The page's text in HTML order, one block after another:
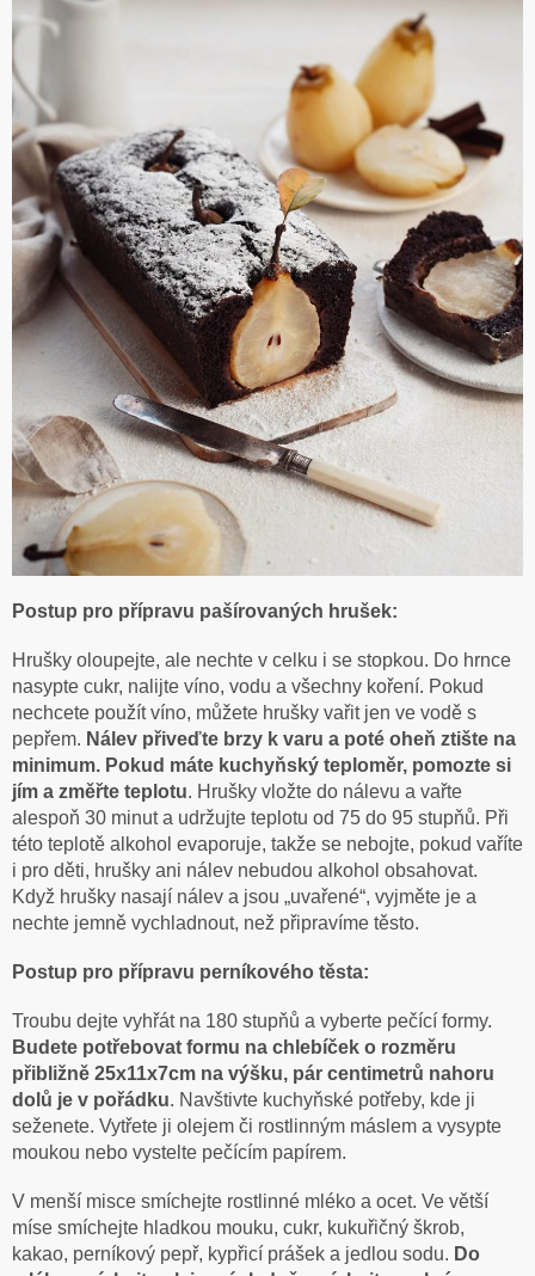
Postup pro přípravu pašírovaných hrušek:
Hrušky oloupejte, ale nechte v celku i se stopkou. Do hrnce
nasypte cukr, nalijte víno, vodu a všechny koření. Pokud
nechcete použít víno, můžete hrušky vařit jen ve vodě s
pepřem. Nálev přiveďte brzy k varu a poté oheň ztište na
minimum. Pokud máte kuchyňský teploměr, pomozte si
jím a změřte teplotu. Hrušky vložte do nálevu a vařte
alespoň 30 minut a udržujte teplotu od 75 do 95 stupňů. Při
této teplotě alkohol evaporuje, takže se nebojte, pokud vaříte
i pro děti, hrušky ani nálev nebudou alkohol obsahovat.
Když hrušky nasají nálev a jsou „uvařené“, vyjměte je a
nechte jemně vychladnout, než připravíme těsto.
Postup pro přípravu perníkového těsta:
Troubu dejte vyhřát na 180 stupňů a vyberte pečící formy.
Budete potřebovat formu na chlebíček o rozměru
přibližně 25x11x7cm na výšku, pár centimetrů nahoru
dolů je v pořádku. Navštivte kuchyňské potřeby, kde ji
seženete. Vytřete ji olejem či rostlinným máslem a vysypte
moukou nebo vystelte pečícím papírem.
V menší misce smíchejte rostlinné mléko a ocet. Ve větší
míse smíchejte hladkou mouku, cukr, kukuřičný škrob,
kakao, perníkový pepř, kypřicí prášek a jedlou sodu. Do